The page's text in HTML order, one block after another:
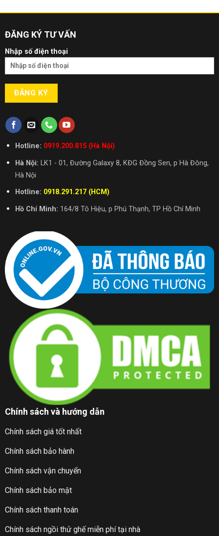
ĐĂNG KÝ TƯ VẤN
Nhập số điện thoại
Hotline: 0919.200.815 (Hà Nội)
Hà Nội: LK1 - 01, Đường Galaxy 8, KĐG Đồng Sen, p Hà Đông,
Hà Nội
Hotline: 0918.291.217 (HCM)
Hồ Chí Minh: 164/8 Tô Hiệu, p Phú Thạnh, TP Hồ Chí Minh
Chính sách và hướng dẫn
Chính sách giá tốt nhất
Chính sách bảo hành
Chính sách vận chuyển
Chính sách bảo mật
Chính sách thanh toán
Chính sách ngồi thử ghế miễn phí tại nhà